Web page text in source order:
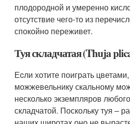
плодородной и умеренно
отсутствие чего-то из
спокойно переживет.
Туя складчатая (Thuja
Еcли хотите поиграть
можжевельнику скальному
несколько экземпляров
складчатой. Поскольку туя –